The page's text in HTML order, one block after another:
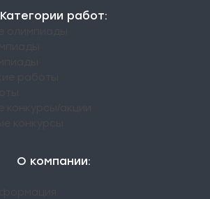
Категории работ:
О компании: